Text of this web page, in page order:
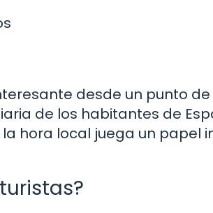
desde un punto de
de los habitantes de
hora local juega un papel